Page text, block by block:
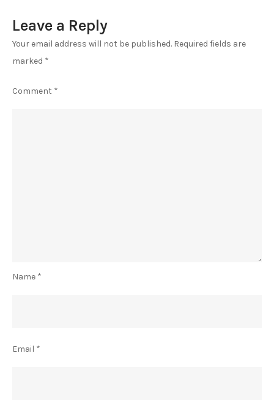
Leave a Reply
Your email address will not be published. Required fields are
marked *
Comment *
Name *
Email *